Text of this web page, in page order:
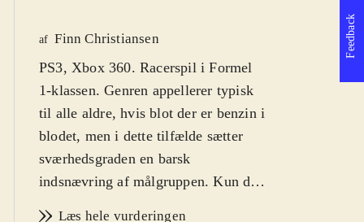
af Finn Christiansen
PS3, Xbox 360. Racerspil i Formel
1-klassen. Genren appellerer typisk
til alle aldre, hvis blot der er benzin i
blodet, men i dette tilfælde sætter
sværhedsgraden en barsk
indsnævring af målgruppen. Kun de
Læs hele vurderingen
Feedback